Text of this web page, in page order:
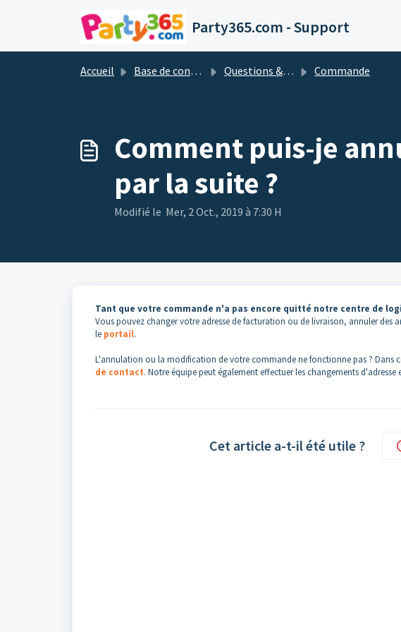
Party365.com - Support
Accueil Base de connaissances Questions & réponses les plus importantes Commande
Comment puis-je
par la suite ?
Modifié le Mer, 2 Oct., 2019 à 7:30 H
Tant que votre commande n'a pas encore quitté notre centre de
Vous pouvez changer votre adresse de facturation ou de livraison, annuler des
le portail.
L'annulation ou la modification de votre commande ne fonctionne pas ? Dans
de contact. Notre équipe peut également effectuer les changements d'adresse
Cet article a-t-il été utile ?